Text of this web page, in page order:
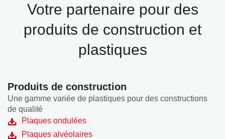
Votre partenaire pour des
produits de construction et
plastiques
Produits de construction
Une gamme variée de plastiques pour des constructions
de qualité
Plaques ondulées
Plaques alvéolaires